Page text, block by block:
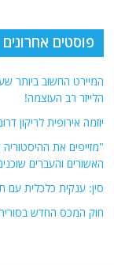
פוסטים אחרונים
המיירט החשוב ביותר
הלייזר רב העוצמה!
יוזמה אירופית לריקון
"מזייפים את
האשורים והעברים שוכנים
סין: ענקית כלכלית עם
חוק המכס החדש